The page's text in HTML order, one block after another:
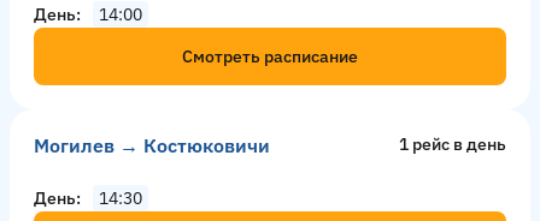
День
14:00
Смотреть расписание
Могилев → Костюковичи 1 рейс в день
День
14:30